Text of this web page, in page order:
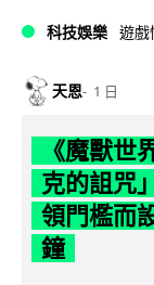
科技娛樂 遊戲
天恩 1 日
《魔獸世
克的詛咒
領門檻而
鐘